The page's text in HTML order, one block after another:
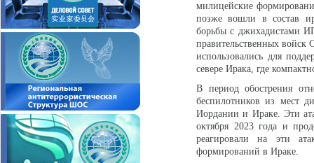
милицейские
позже вошли в состав
борьбы с джихадистами
правительственных войск
использовались для
севере Ирака, где
В период обострения
беспилотников из мест
Иордании и Ираке. Эти
октября 2023 года и
реагировали на эти
формирований в Ираке.